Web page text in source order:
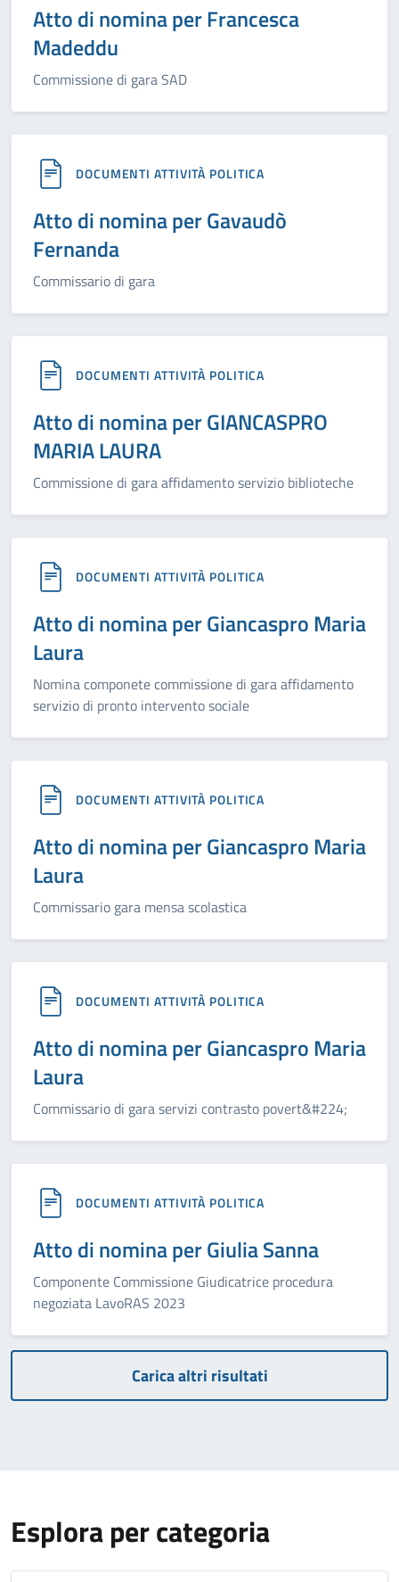
Atto di nomina per Francesca
Madeddu
Commissione di gara SAD
DOCUMENTI ATTIVITÀ POLITICA
Atto di nomina per Gavaudò
Fernanda
Commissario di gara
DOCUMENTI ATTIVITÀ POLITICA
Atto di nomina per GIANCASPRO
MARIA LAURA
Commissione di gara affidamento servizio biblioteche
DOCUMENTI ATTIVITÀ POLITICA
Atto di nomina per Giancaspro Maria
Laura
Nomina componete commissione di gara affidamento
servizio di pronto intervento sociale
DOCUMENTI ATTIVITÀ POLITICA
Atto di nomina per Giancaspro Maria
Laura
Commissario gara mensa scolastica
DOCUMENTI ATTIVITÀ POLITICA
Atto di nomina per Giancaspro Maria
Laura
Commissario di gara servizi contrasto povert&#224;
DOCUMENTI ATTIVITÀ POLITICA
Atto di nomina per Giulia Sanna
Componente Commissione Giudicatrice procedura
negoziata LavoRAS 2023
Carica altri risultati
Esplora per categoria